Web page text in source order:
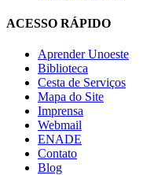
ACESSO RÁPIDO
Aprender Unoeste
Biblioteca
Cesta de Serviços
Mapa do Site
Imprensa
Webmail
ENADE
Contato
Blog